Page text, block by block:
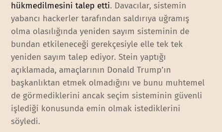
hükmedilmesini talep etti. Davacılar, sistemin
yabancı hackerler tarafından saldırıya uğramış
olma olasılığında yeniden sayım sisteminin de
bundan etkileneceği gerekçesiyle elle tek tek
yeniden sayım talep ediyor. Stein yaptığı
açıklamada, amaçlarının Donald Trump’ın
başkanlıktan etmek olmadığını ve bunu muhtemel
de görmediklerini ancak seçim sisteminin güvenli
işlediği konusunda emin olmak istediklerini
söyledi.